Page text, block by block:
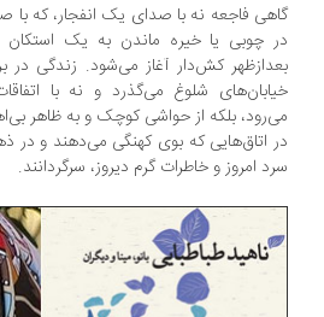
فاجعه نه با صدای یک انفجار، که با صدای
چوبی یا خیره ماندن به یک استکان
کش‌دار آغاز می‌شود. زندگی در برخی
شلوغ می‌گذرد و نه با اتفاقات
بلکه از حواشی کوچک و به‌ ظاهر بی‌اهمیت
اتاق‌هایی که بوی کهنگی می‌دهند و در
امروز و خاطرات گرم دیروز، سرگردانند.